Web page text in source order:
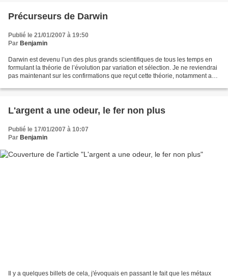
Précurseurs de Darwin
Publié le 21/01/2007 à 19:50
Par Benjamin
Darwin est devenu l’un des plus grands scientifiques de tous les temps en
formulant la théorie de l’évolution par variation et sélection. Je ne reviendrai
pas maintenant sur les confirmations que reçut cette théorie, notamment au
L'argent a une odeur, le fer non plus
Publié le 17/01/2007 à 10:07
Par Benjamin
Il y a quelques billets de cela, j'évoquais en passant le fait que les métaux